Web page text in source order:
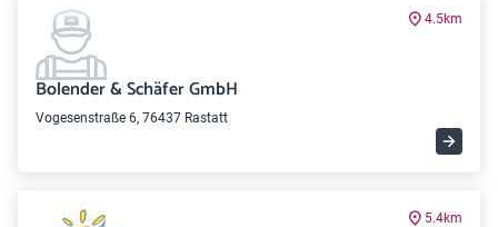
4.5km
Bolender & Schäfer GmbH
Vogesenstraße 6, 76437 Rastatt
5.4km